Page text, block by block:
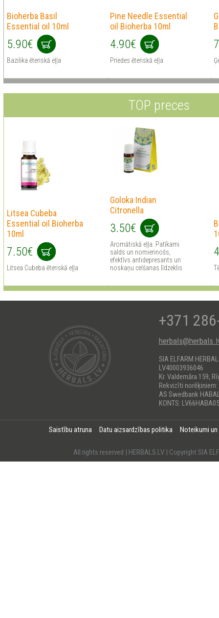
Bioherba Basil
Essential oil 10ml
5.90€
Bazilika ēteriskā eļļa
Pine Needle Essential
oil Bioherba 10ml
4.90€
Priedes ēteriskā eļļa
TOP preces
Litsea Cubeba
Essential oil Bioherba
10ml
7.50€
Litsea Cubeba ēteriskā eļļa
Goloka Indian
Citronella
3.50€
Aromātiskā eļļa. Patīkami
salds un nomierinošs,
efektīvs antidepresants un
noskaņu celšanas līdzeklis
+371
SIA ELFARM
LV40003936046
Kr. Valdemāra 159,
Rekvizīti norēķiniem:
AS Swedbank
KONTS:
Saistību atruna Datu aizsardzības politika Noteikumi
All rights reserved | HERBALS.LV | Copyright SIA